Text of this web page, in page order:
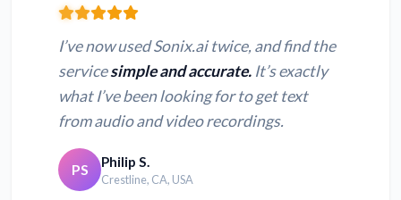
I’ve now used Sonix.ai twice, and find the
servicesimple and accurate. It’s exactly
what I’ve been looking for to get text
from audio and video recordings.
PS Philip S.
Crestline, CA, USA